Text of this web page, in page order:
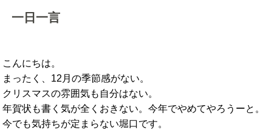
一日一言
こんにちは。
まったく、12月の季節感がない。
クリスマスの雰囲気も自分はない。
年賀状も書く気が全くおきない。今年でやめてやろうーと。
今でも気持ちが定まらない堀口です。